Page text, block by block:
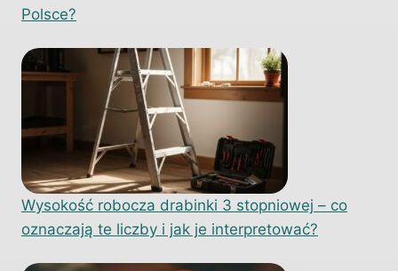
Polsce?
Wysokość robocza drabinki 3 stopniowej – co
oznaczają te liczby i jak je interpretować?